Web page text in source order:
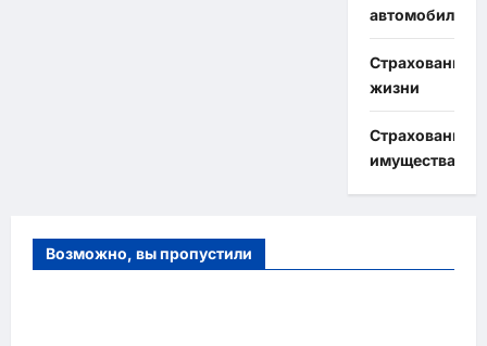
автомобиля
Страхование
жизни
Страхование
имущества
Возможно, вы пропустили